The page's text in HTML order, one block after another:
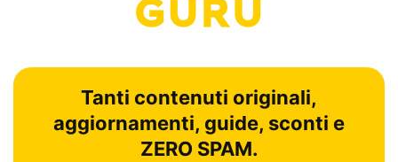
Tanti contenuti originali,
aggiornamenti, guide, sconti e
ZERO SPAM.